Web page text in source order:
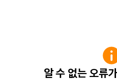
알 수 없는 오류